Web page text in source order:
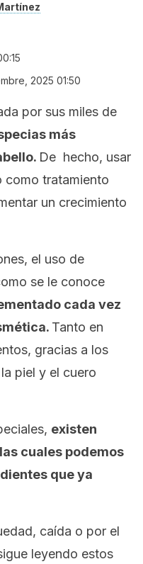
2025 01:50
por sus miles de
más
De hecho, usar
como tratamiento
un crecimiento
el uso de
se le conoce
cada vez
Tanto en
gracias a los
piel y el cuero
existen
cuales podemos
que ya
caída o por el
leyendo estos